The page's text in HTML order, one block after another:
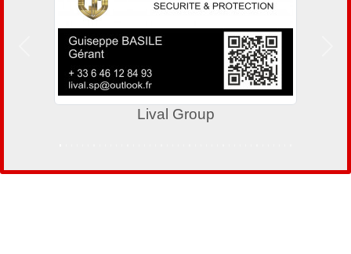
Lival Group
Précedent